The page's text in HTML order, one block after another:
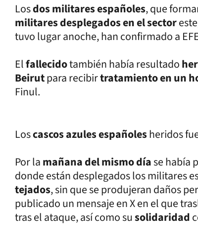
Losdos militares españoles, que
militares desplegados en el sector
tuvo lugar anoche, han confirmado a
Elfallecidotambién había resultado
Beirutpara recibirtratamiento en un
Finul.
Loscascos azules españolesheridos
Por lamañana del mismo díase había
donde están desplegados los militares
tejados, sin que se produjeran daños
publicado un mensaje en X en el que
tras el ataque, así como susolidaridad